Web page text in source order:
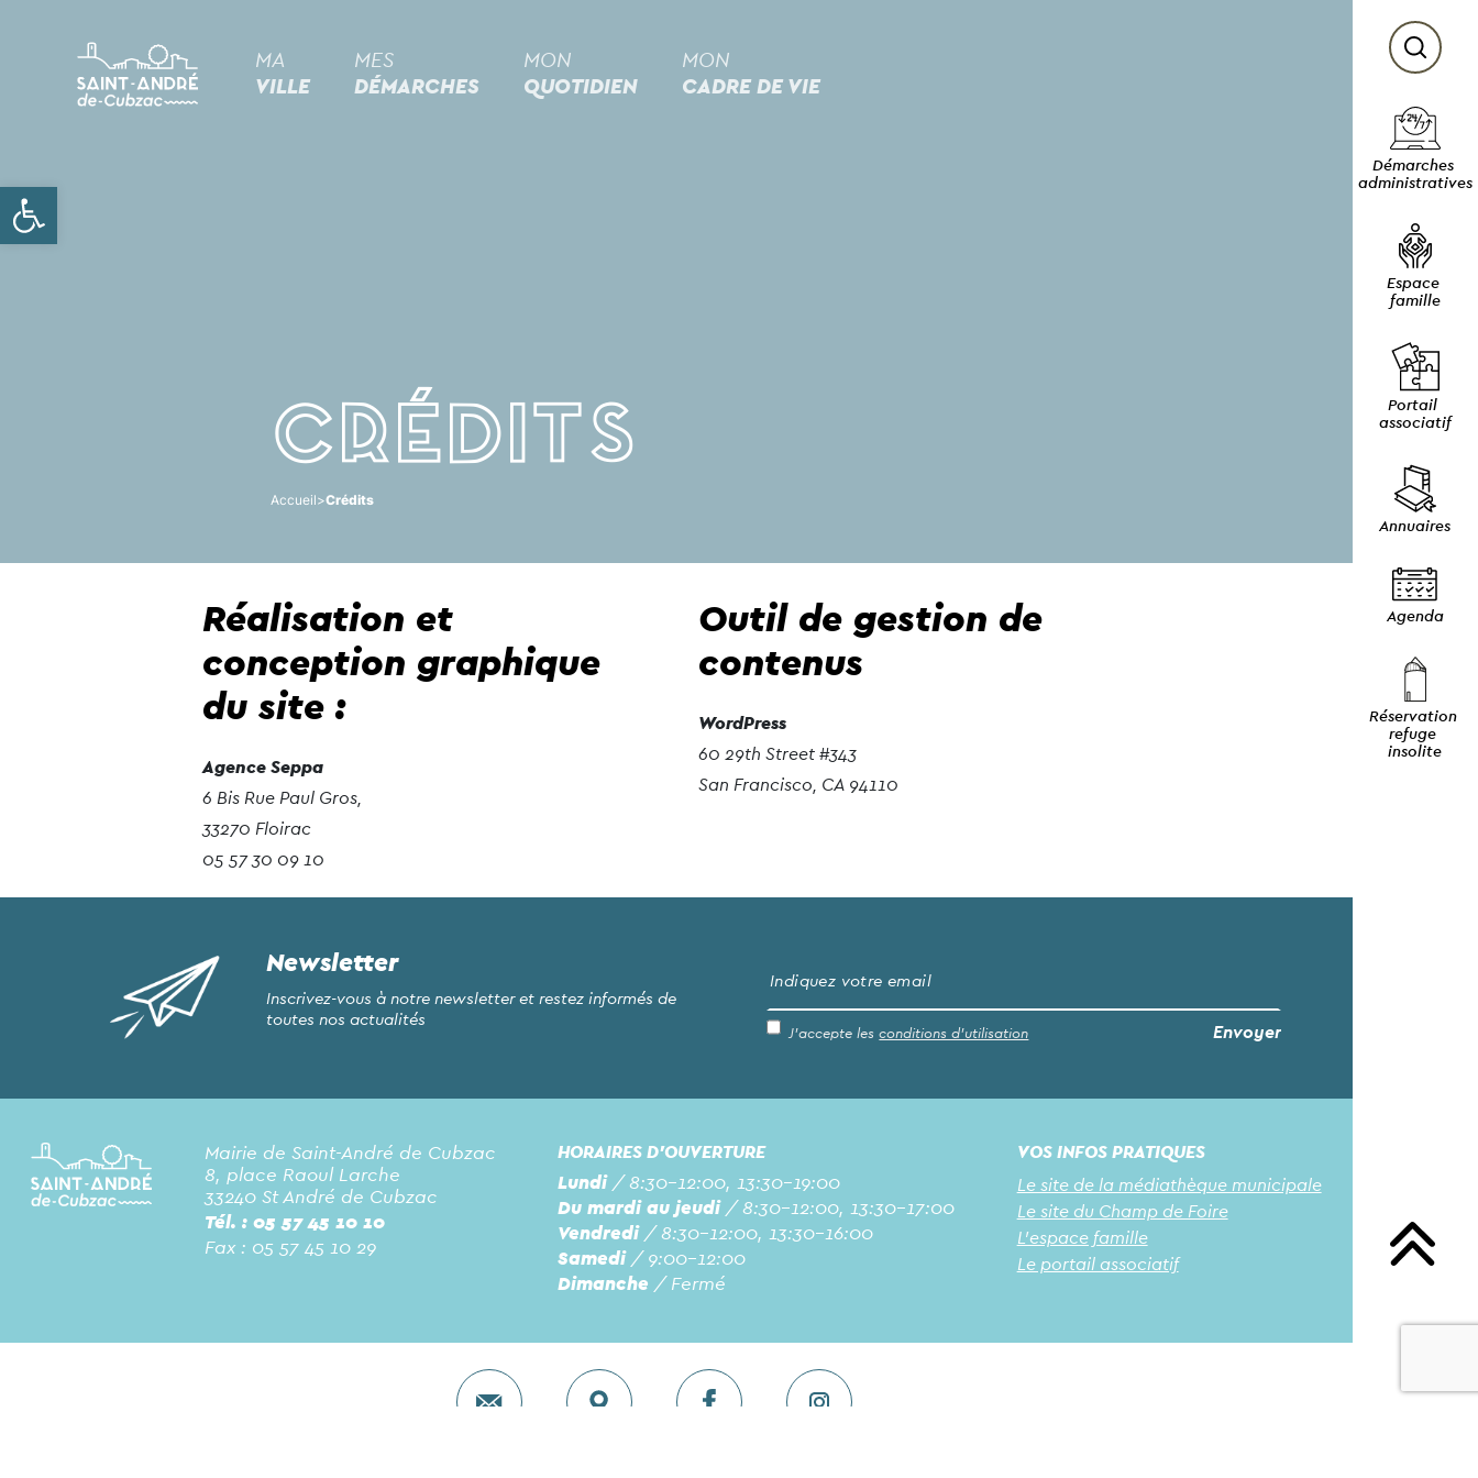
Ouvrir la barre d’outils
MA
VILLE
MES
DÉMARCHES
MON
QUOTIDIEN
MON
CADRE DE VIE
Démarches
administratives
Espace
famille
Portail
associatif
Annuaires
Agenda
Réservation
refuge
insolite
Crédits
Accueil>Crédits
Réalisation et
conception graphique
du site :
Agence Seppa
6 Bis Rue Paul Gros,
33270 Floirac
05 57 30 09 10
Outil de gestion de
contenus
WordPress
60 29th Street #343
San Francisco, CA 94110
Newsletter
Inscrivez-vous à notre newsletter et restez informés de
toutes nos actualités
J’accepte lesconditions d’utilisation
Mairie de Saint-André de Cubzac
8, place Raoul Larche
33240 St André de Cubzac
Tél. : 05 57 45 10 10
Fax : 05 57 45 10 29
HORAIRES D'OUVERTURE
Lundi/ 8:30-12:00, 13:30-19:00
Du mardi au jeudi/ 8:30-12:00, 13:30-17:00
Vendredi/ 8:30-12:00, 13:30-16:00
Samedi/ 9:00-12:00
Dimanche / Fermé
VOS INFOS PRATIQUES
Le site de la médiathèque municipale
Le site du Champ de Foire
L'espace famille
Le portail associatif